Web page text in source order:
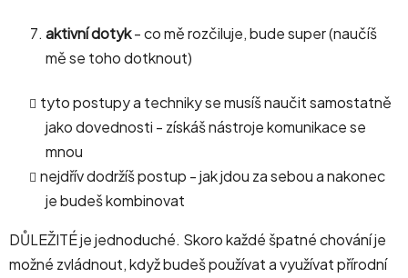
aktivní dotyk- co mě rozčiluje, bude super (naučíš
mě se toho dotknout)
tyto postupy a techniky se musíš naučit samostatně
jako dovednosti - získáš nástroje komunikace se
mnou
nejdřív dodržíš postup - jak jdou za sebou a nakonec
je budeš kombinovat
DŮLEŽITÉ je jednoduché. Skoro každé špatné chování je
možné zvládnout, když budeš používat a využívat přírodní